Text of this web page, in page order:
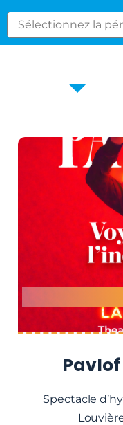
Sélectionnez la
Spectacle